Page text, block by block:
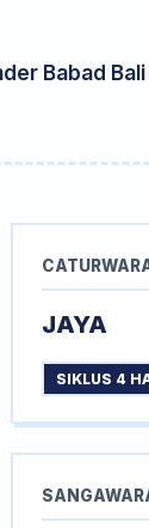
Babad Bali
JAYA
SIKLUS 4